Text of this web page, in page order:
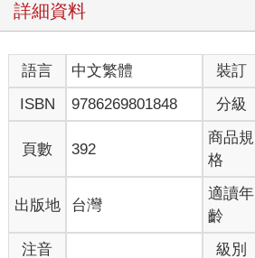
詳細資料
語言 中文繁體 裝訂
ISBN
9786269801848 分級
頁數 392
商品規
格
出版地 台灣
適讀年
齡
注音 級別